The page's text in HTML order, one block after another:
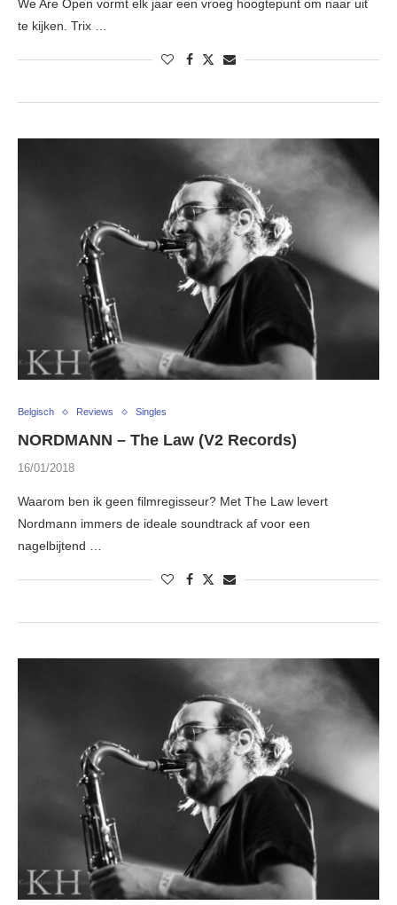
We Are Open vormt elk jaar een vroeg hoogtepunt om naar uit
te kijken. Trix …
Belgisch Reviews Singles
NORDMANN – The Law (V2 Records)
16/01/2018
Waarom ben ik geen filmregisseur? Met The Law levert
Nordmann immers de ideale soundtrack af voor een
nagelbijtend …